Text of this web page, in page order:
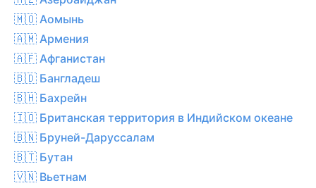
🇲🇴 Аомынь
🇦🇲 Армения
🇦🇫 Афганистан
🇧🇩 Бангладеш
🇧🇭 Бахрейн
🇮🇴 Британская территория в Индийском океане
🇧🇳 Бруней-Даруссалам
🇧🇹 Бутан
🇻🇳 Вьетнам